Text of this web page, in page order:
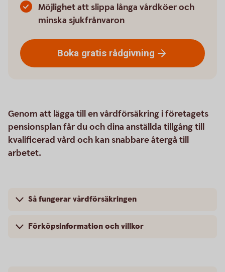
Möjlighet att slippa långa vårdköer och
minska sjukfrånvaron
Boka gratis rådgivning
Genom att lägga till en vårdförsäkring i företagets
pensionsplan får du och dina anställda tillgång till
kvalificerad vård och kan snabbare återgå till
arbetet.
Så fungerar vårdförsäkringen
Förköpsinformation och villkor